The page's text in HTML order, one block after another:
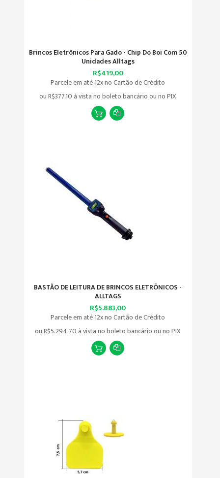
Brincos Eletrônicos Para Gado - Chip Do Boi Com 50
Unidades Alltags
R$419,00
Parcele em até 12x no Cartão de Crédito
ouR$377,10à vista no boleto bancário ou no PIX
BASTÃO DE LEITURA DE BRINCOS ELETRÔNICOS -
ALLTAGS
R$5.883,00
Parcele em até 12x no Cartão de Crédito
ouR$5.294,70à vista no boleto bancário ou no PIX